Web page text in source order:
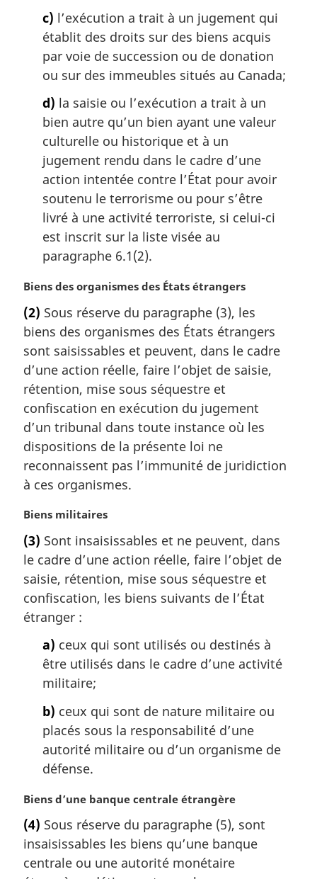
c) l’exécution a trait à un jugement qui
établit des droits sur des biens acquis
par voie de succession ou de donation
ou sur des immeubles situés au Canada;
d) la saisie ou l’exécution a trait à un
bien autre qu’un bien ayant une valeur
culturelle ou historique et à un
jugement rendu dans le cadre d’une
action intentée contre l’État pour avoir
soutenu le terrorisme ou pour s’être
livré à une activité terroriste, si celui-ci
est inscrit sur la liste visée au
paragraphe 6.1(2).
N
t
e
m
a
g
i
n
a
e
:
Biens des organismes des États étrangers
(2) Sous réserve du paragraphe (3), les
biens des organismes des États étrangers
sont saisissables et peuvent, dans le cadre
d’une action réelle, faire l’objet de saisie,
rétention, mise sous séquestre et
confiscation en exécution du jugement
d’un tribunal dans toute instance où les
dispositions de la présente loi ne
reconnaissent pas l’immunité de juridiction
à ces organismes.
N
t
e
m
a
g
Biens militaires
(3) Sont insaisissables et ne peuvent, dans
le cadre d’une action réelle, faire l’objet de
saisie, rétention, mise sous séquestre et
confiscation, les biens suivants de l’État
étranger :
a) ceux qui sont utilisés ou destinés à
être utilisés dans le cadre d’une activité
militaire;
b) ceux qui sont de nature militaire ou
placés sous la responsabilité d’une
autorité militaire ou d’un organisme de
défense.
N
t
e
m
Biens d’une banque centrale étrangère
(4) Sous réserve du paragraphe (5), sont
insaisissables les biens qu’une banque
centrale ou une autorité monétaire